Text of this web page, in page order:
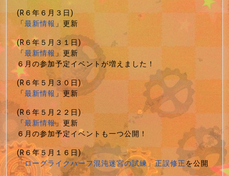
(R６年６月３日)
「最新情報」更新
(R６年５月３１日)
「最新情報」更新
６月の参加予定イベントが増えました！
(R６年５月３０日)
「最新情報」更新
(R６年５月２２日)
「最新情報」更新
６月の参加予定イベントも一つ公開！
(R６年５月１６日)
「ローグライクハーフ混沌迷宮の試練」正誤修正を公開